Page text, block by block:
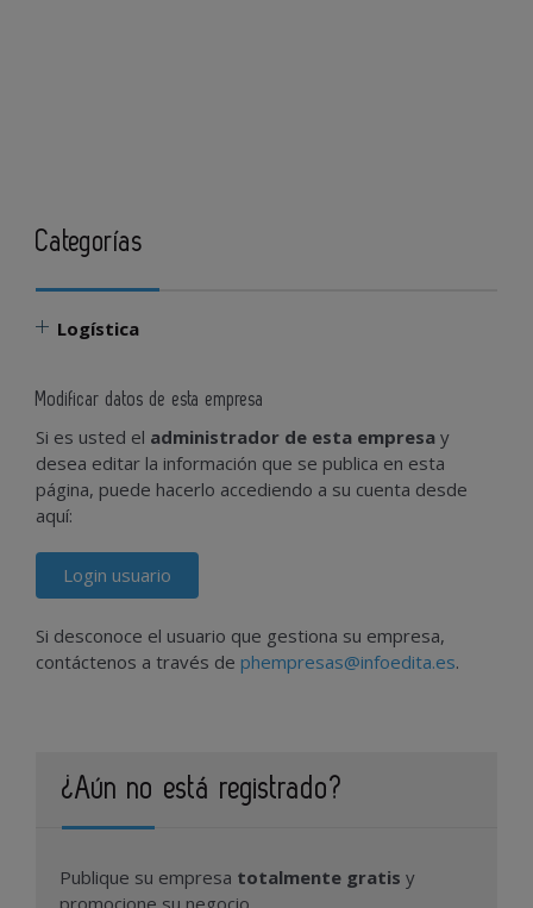
Categorías
Logística
Modificar datos de esta empresa
Si es usted el administrador de esta empresa y
desea editar la información que se publica en esta
página, puede hacerlo accediendo a su cuenta desde
aquí:
Login usuario
Si desconoce el usuario que gestiona su empresa,
contáctenos a través de phempresas@infoedita.es.
¿Aún no está registrado?
Publique su empresa totalmente gratis y